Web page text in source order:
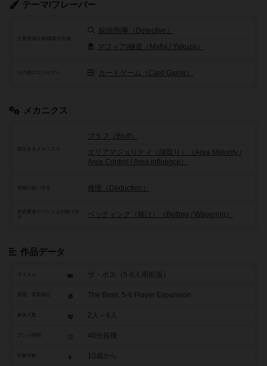
テーマ/フレーバー
探偵/刑事（Detective）
マフィア/極道（Mafia / Yakuza）
その他のコンセプト カードゲーム（Card Game）
メカニクス
頻出するメカニクス
ブラフ（Bluff）
エリアマジョリティ（陣取り）（Area Majority /
Area Control / Area influence）
推理（Deduction）
投資要素やプレイ上の駆け引
き
ベッティング（賭け）（Betting / Wagering）
作品データ
タイトル ザ・ボス（5-6人用拡張）
The Boss: 5-6 Player Expansion
参加人数 2人～6人
40分前後
10歳から